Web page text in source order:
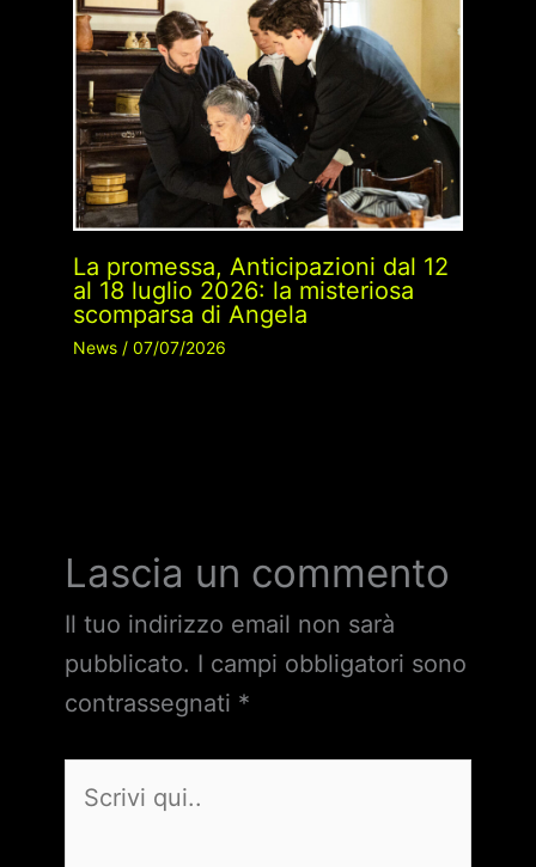
La promessa, Anticipazioni dal 12
al 18 luglio 2026: la misteriosa
scomparsa di Angela
News/ 07/07/2026
Lascia un commento
Il tuo indirizzo email non sarà
pubblicato. I campi obbligatori sono
contrassegnati *
qui..